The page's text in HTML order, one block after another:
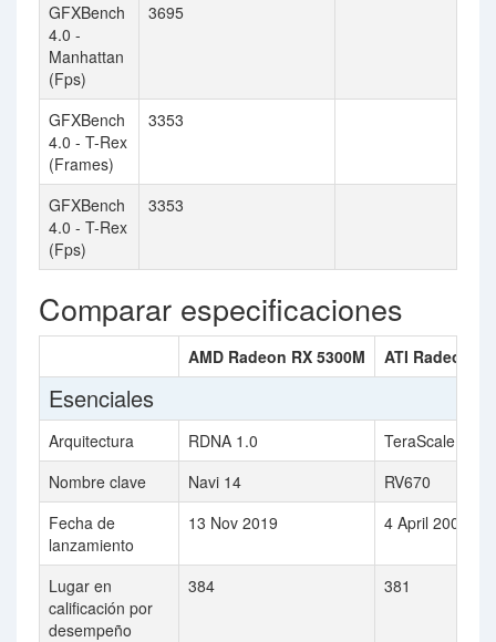
GFXBench
4.0 -
Manhattan
(Fps)
3695
GFXBench
4.0 - T-Rex
(Frames)
3353
GFXBench
4.0 - T-Rex
(Fps)
3353
Comparar especificaciones
AMD Radeon RX 5300M ATI Radeon
Esenciales
Arquitectura RDNA 1.0
TeraScale
Nombre clave
Navi 14
RV670
Fecha de
lanzamiento
13 Nov 2019 4 April 2008
Lugar en
calificación por
desempeño
384 381